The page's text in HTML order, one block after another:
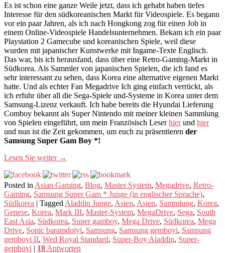
Es ist schon eine ganze Weile jetzt, dass ich gehabt haben tiefes
Interesse für den südkoreanischen Markt für Videospiele. Es begann
vor ein paar Jahren, als ich nach Hongkong zog für einen Job in
einem Online-Videospiele Handelsunternehmen. Bekam ich ein paar
Playstation 2 Gamecube und koreanischen Spiele, weil diese
wurden mit japanischer Kunstwerke mit Ingame-Texte Englisch.
Das war, bis ich herausfand, dass über eine Retro-Gaming-Markt in
Südkorea. Als Sammler von japanischen Spielen, die ich fand es
sehr interessant zu sehen, dass Korea eine alternative eigenen Markt
hatte. Und als echter Fan Megadrive Ich ging einfach verrückt, als
ich erfuhr über all die Sega-Spiele und-Systeme in Korea unter dem
Samsung-Lizenz verkauft. Ich habe bereits die Hyundai Lieferung
Comboy bekannt als Super Nintendo mit meiner kleinen Sammlung
von Spielen eingeführt, um mein Französisch Leserhierund hier
und nun ist die Zeit gekommen, um euch zu präsentieren der
Samsung Super Gam Boy *!
Lesen Sie weiter →
Posted in Asian Gaming, Blog, Master System, Megadrive, Retro-
Gaming, Samsung Super Gam * Junge (in englischer Sprache),
Südkorea | Tagged Aladdin Junge, Asien, Asien, Sammlung, Korea,
Genese, Korea, Mark III, Master-System, MegaDrive, Sega, South
East Asia, Südkorea, Super gamboy, Mega Drive, Südkorea, Mega
Drive, Sonic baramdolyi, Samsung, Samsung gemboyi, Samsung
gemboyi II, Wed Royal Standard, Super-Boy Aladdin, Super-
gemboyi | 18 Antworten